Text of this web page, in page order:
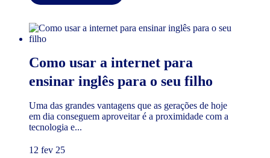
Como usar a internet para
ensinar inglês para o seu filho
Uma das grandes vantagens que as gerações de hoje
em dia conseguem aproveitar é a proximidade com a
tecnologia e...
12 fev 25